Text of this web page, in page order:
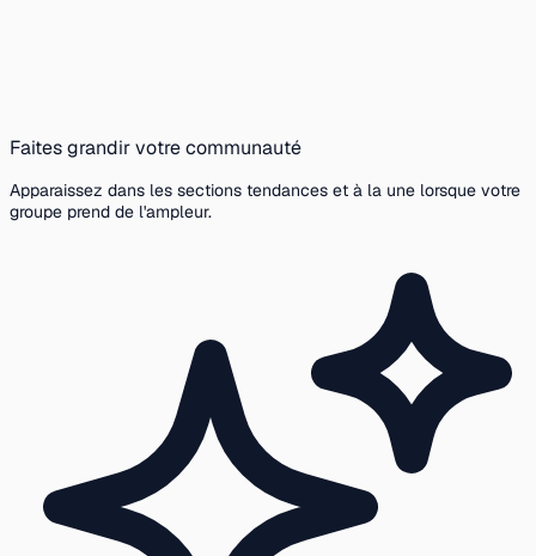
Faites grandir votre communauté
Apparaissez dans les sections tendances et à la une lorsque votre
groupe prend de l'ampleur.